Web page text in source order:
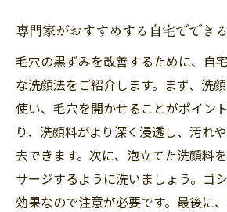
最先端の毛穴ケア技術とは
季節に応じたケアのタイミ
毛穴ケアで注目の成分とそ
福岡市南区大橋のサロンで
持続的な効果を得るための
施術後のメンテナンス計画
専門家がおすすめする自宅ででき
毛穴の黒ずみを改善するために、自
な洗顔法をご紹介します。まず、洗
使い、毛穴を開かせることがポイン
り、洗顔料がより深く浸透し、汚れ
去できます。次に、泡立てた洗顔料
サージするように洗いましょう。ゴ
効果なので注意が必要です。最後に